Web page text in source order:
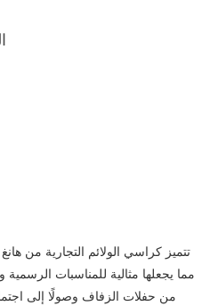
تتميز كراسي الولائم التجارية من
مما يجعلها مثالية للمناسبات
من حفلات الزفاف وصولًا إلى